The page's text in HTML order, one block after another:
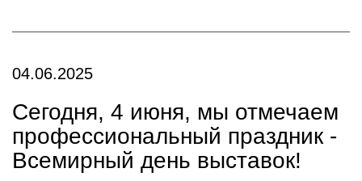
04.06.2025
Сегодня, 4 июня, мы отмечаем
профессиональный праздник -
Всемирный день выставок!